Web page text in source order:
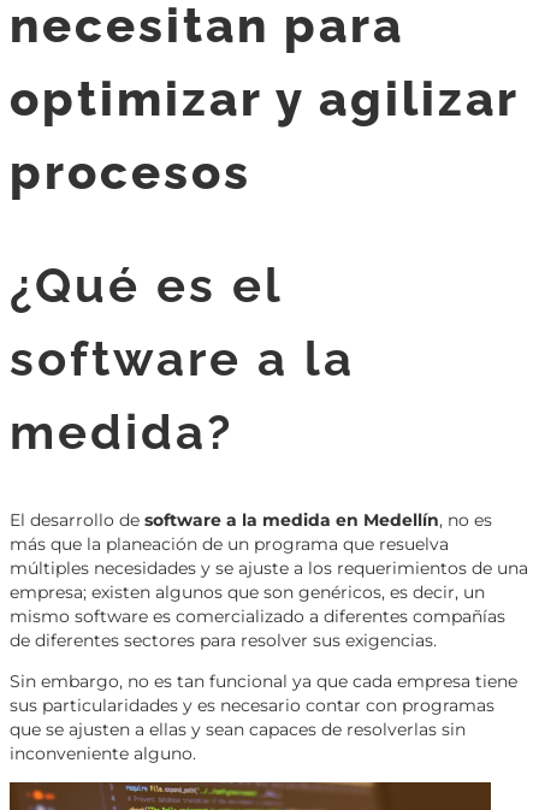
necesitan para
optimizar y agilizar
procesos
¿Qué es el
software a la
medida?
El desarrollo de software a la medida en Medellín, no es
más que la planeación de un programa que resuelva
múltiples necesidades y se ajuste a los requerimientos de una
empresa; existen algunos que son genéricos, es decir, un
mismo software es comercializado a diferentes compañías
de diferentes sectores para resolver sus exigencias.
Sin embargo, no es tan funcional ya que cada empresa tiene
sus particularidades y es necesario contar con programas
que se ajusten a ellas y sean capaces de resolverlas sin
inconveniente alguno.